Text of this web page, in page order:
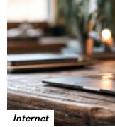
Internet